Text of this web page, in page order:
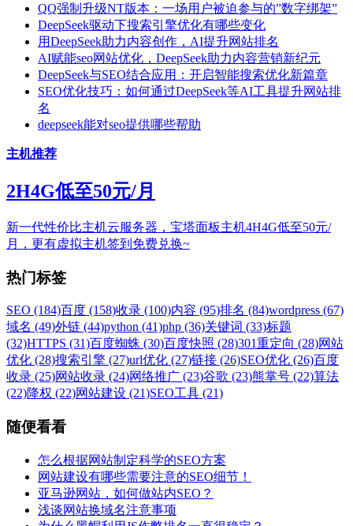
QQ强制升级NT版本：一场用户被迫参与的”数字绑架”
DeepSeek驱动下搜索引擎优化有哪些变化
用DeepSeek助力内容创作，AI提升网站排名
AI赋能seo网站优化，DeepSeek助力内容营销新纪元
DeepSeek与SEO结合应用：开启智能搜索优化新篇章
SEO优化技巧：如何通过DeepSeek等AI工具提升网站排
名
deepseek能对seo提供哪些帮助
主机推荐
2H4G低至50元/月
新一代性价比主机云服务器，宝塔面板主机4H4G低至50元/
月，更有虚拟主机签到免费兑换~
热门标签
SEO (184)百度 (158)收录 (100)内容 (95)排名 (84)wordpress (67)
域名 (49)外链 (44)python (41)php (36)关键词 (33)标题
(32)HTTPS (31)百度蜘蛛 (30)百度快照 (28)301重定向 (28)网站
优化 (28)搜索引擎 (27)url优化 (27)链接 (26)SEO优化 (26)百度
收录 (25)网站收录 (24)网络推广 (23)谷歌 (23)熊掌号 (22)算法
(22)降权 (22)网站建设 (21)SEO工具 (21)
随便看看
怎么根据网站制定科学的SEO方案
网站建设有哪些需要注意的SEO细节！
亚马逊网站，如何做站内SEO？
浅谈网站换域名注意事项